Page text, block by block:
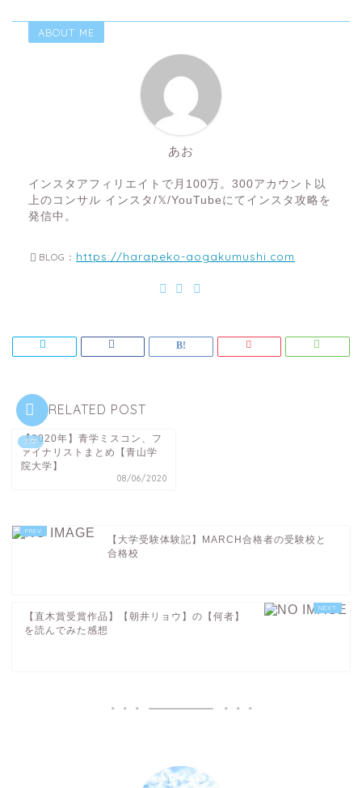
ABOUT ME
あお
インスタアフィリエイトで月100万。300アカウント以
上のコンサル インスタ/𝕏/YouTubeにてインスタ攻略を
発信中。
BLOG： https://harapeko-aogakumushi.com
RELATED POST
大学
【2020年】青学ミスコン、フ
ァイナリストまとめ【青山学
院大学】
08/06/2020
【大学受験体験記】MARCH合格者の受験校と
合格校
【直木賞受賞作品】【朝井リョウ】の【何者】
を読んでみた感想